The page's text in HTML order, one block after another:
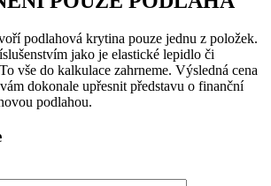
podlahová krytina pouze jednu z položek.
jako je elastické lepidlo či
vše do kalkulace zahrneme. Výsledná cena
dokonale upřesnit představu o finanční
podlahou.